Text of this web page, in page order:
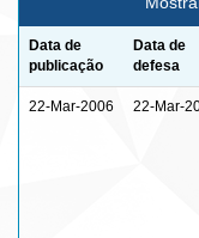
Data de
publicação
Data de
defesa
22-Mar-2006 22-Mar-